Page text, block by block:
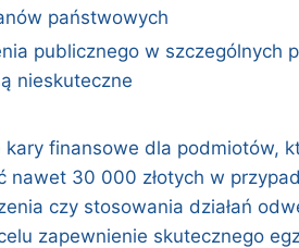
państwowych
publicznego w szczególnych
nieskuteczne
finansowe dla podmiotów,
nawet 30 000 złotych w
czy stosowania działań
zapewnienie skutecznego